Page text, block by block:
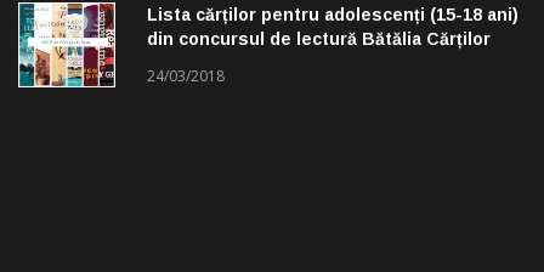
Lista cărților pentru adolescenți (15-18 ani)
din concursul de lectură Bătălia Cărților
24/03/2018